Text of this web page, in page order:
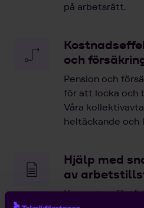
på arbetsrätt.
och
Pension och
för att locka och
Våra
heltäckande och
Hjälp med
av